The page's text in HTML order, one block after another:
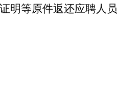
明等原件返还应聘人